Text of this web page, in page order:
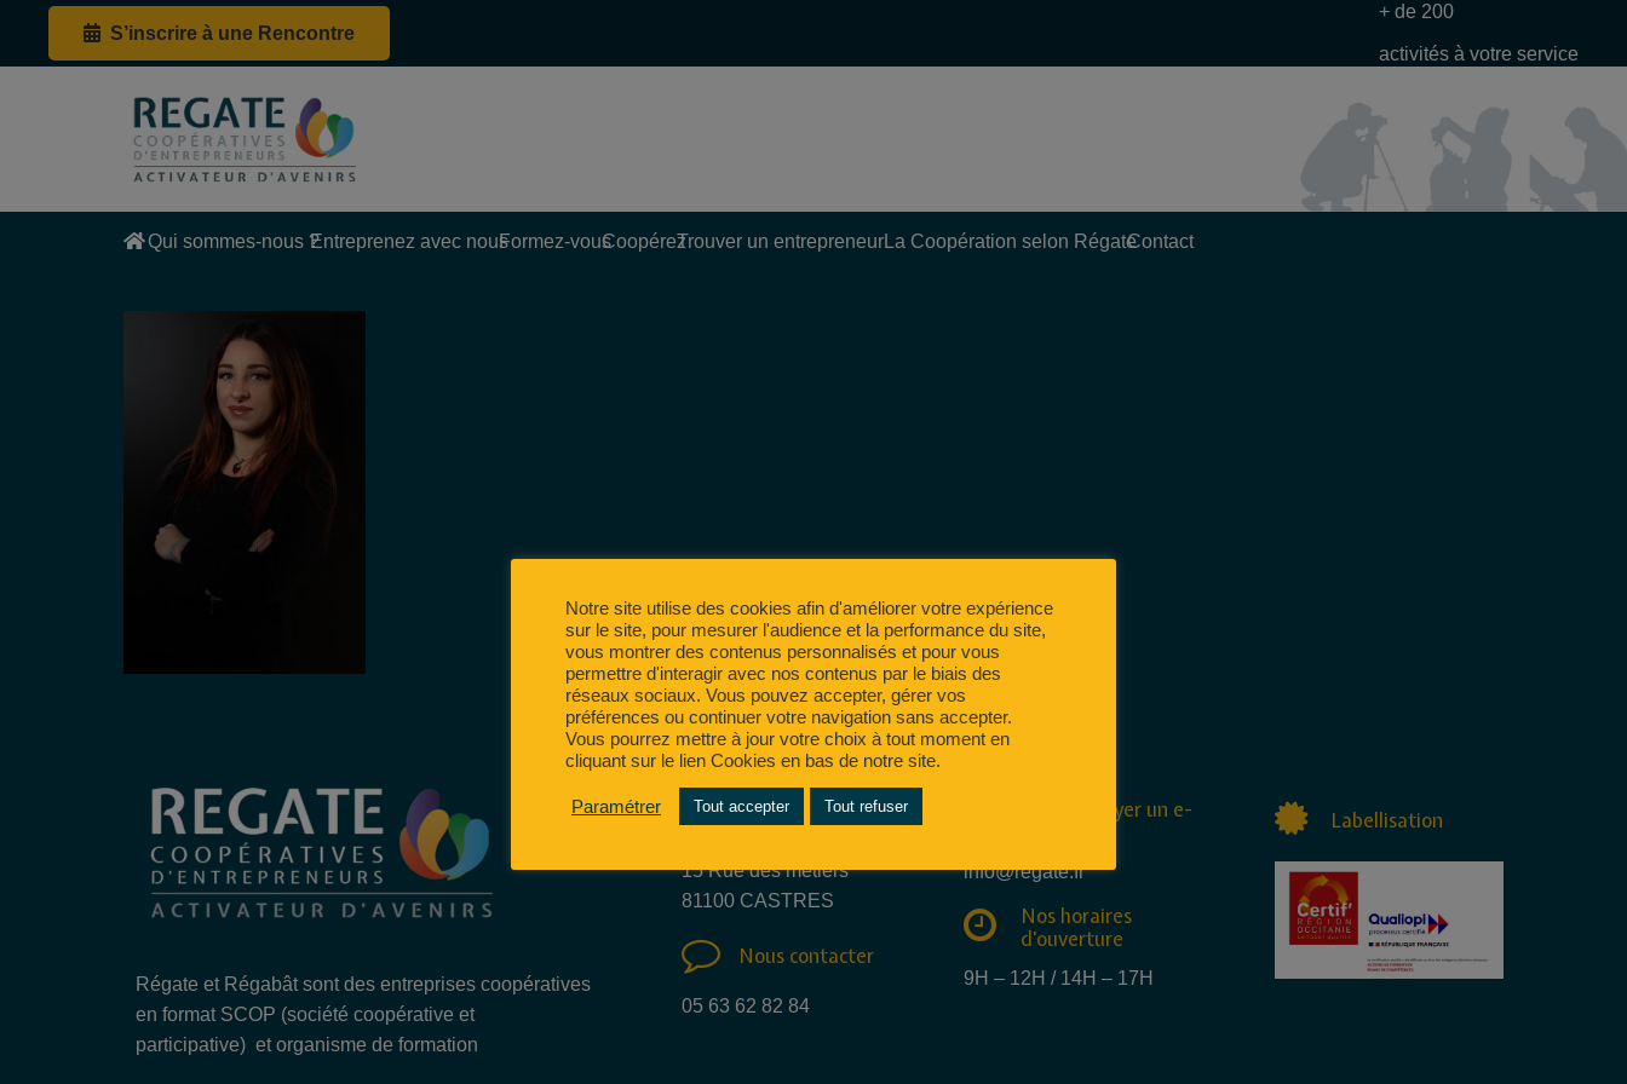
S’inscrire à une Rencontre
+ de 200
activités à votre service
Qui sommes-nous ?Entreprenez avec nousFormez-vousCoopérezTrouver un entrepreneurLa Coopération selon RégateContact
Régate et Régabât sont des entreprises coopératives
en format SCOP (société coopérative et
participative) et organisme de formation
Nous trouver
15 Rue des métiers
81100 CASTRES
Nous contacter
05 63 62 82 84
Nous envoyer un e-
info@regate.fr
Nos horaires
d'ouverture
9H – 12H / 14H – 17H
Labellisation
Notre site utilise des cookies afin d'améliorer votre expérience
sur le site, pour mesurer l'audience et la performance du site,
vous montrer des contenus personnalisés et pour vous
permettre d'interagir avec nos contenus par le biais des
réseaux sociaux. Vous pouvez accepter, gérer vos
préférences ou continuer votre navigation sans accepter.
Vous pourrez mettre à jour votre choix à tout moment en
cliquant sur le lien Cookies en bas de notre site.
Paramétrer Tout accepter Tout refuser